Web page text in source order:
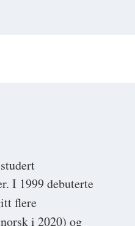
I 1999 debuterte
flere
i 2020) og